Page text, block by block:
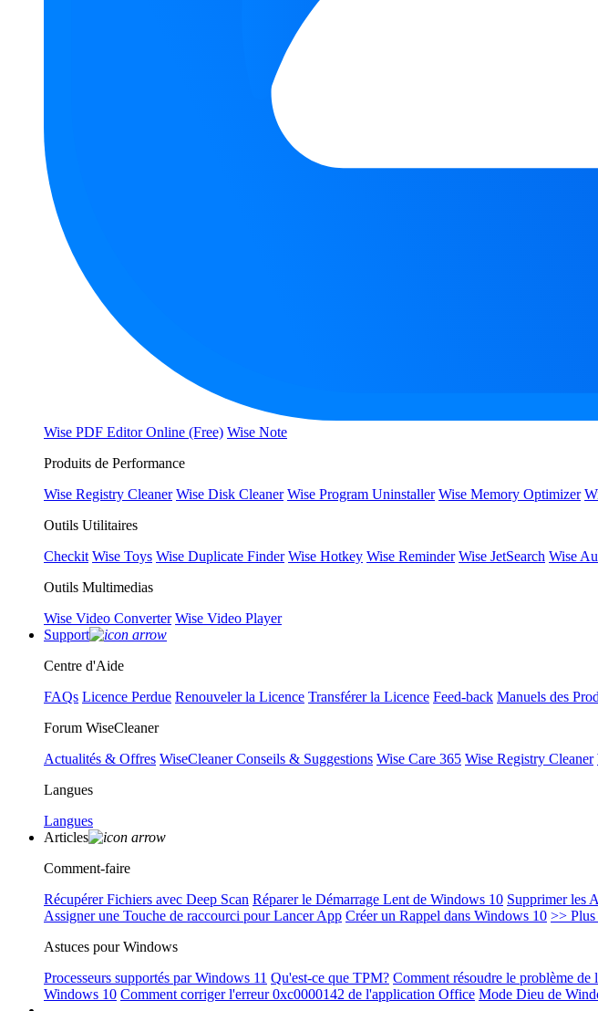
Wise PDF Editor Online (Free) Wise Note
Produits de Performance
Wise Registry Cleaner Wise Disk Cleaner Wise Program Uninstaller Wise Memory Optimizer
Outils Utilitaires
Checkit Wise Toys Wise Duplicate Finder Wise Hotkey Wise Reminder Wise JetSearch Wise
Outils Multimedias
Wise Video Converter Wise Video Player
Support
Centre d'Aide
FAQs Licence Perdue Renouveler la Licence Transférer la Licence Feed-back Manuels des
Forum WiseCleaner
Actualités & Offres WiseCleaner Conseils & Suggestions Wise Care 365 Wise Registry Cleaner
Langues
Langues
Articles
Comment-faire
Récupérer Fichiers avec Deep Scan Réparer le Démarrage Lent de Windows 10 Supprimer les
Assigner une Touche de raccourci pour Lancer App Créer un Rappel dans Windows 10 >>
Astuces pour Windows
Processeurs supportés par Windows 11 Qu'est-ce que TPM? Comment résoudre le problème
Windows 10 Comment corriger l'erreur 0xc0000142 de l'application Office Mode Dieu de